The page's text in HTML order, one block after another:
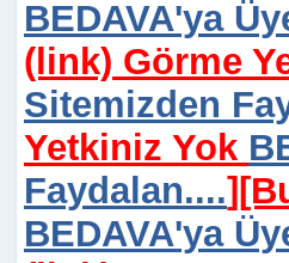
BEDAVA'ya
(link) Görme
Sitemizden
Yetkiniz Yok
Faydalan....]
BEDAVA'ya